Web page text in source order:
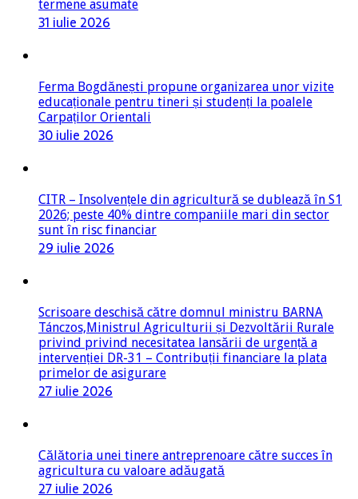
termene asumate
31 iulie 2026
Ferma Bogdănești propune organizarea unor vizite
educaționale pentru tineri și studenți la poalele
Carpaților Orientali
30 iulie 2026
CITR – Insolvențele din agricultură se dublează în S1
2026; peste 40% dintre companiile mari din sector
sunt în risc financiar
29 iulie 2026
Scrisoare deschisă către domnul ministru BARNA
Tánczos,Ministrul Agriculturii și Dezvoltării Rurale
privind privind necesitatea lansării de urgență a
intervenției DR-31 – Contribuții financiare la plata
primelor de asigurare
27 iulie 2026
Călătoria unei tinere antreprenoare către succes în
agricultura cu valoare adăugată
27 iulie 2026